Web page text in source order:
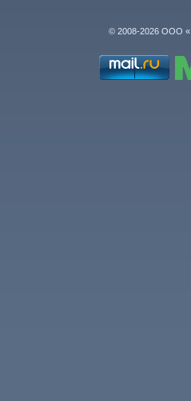
© 2008-2026 ООО «